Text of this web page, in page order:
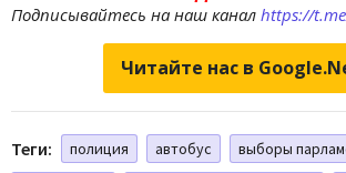
Подписывайтесь на наш канал https://
Читайте нас в
Теги: полиция автобус
выборы